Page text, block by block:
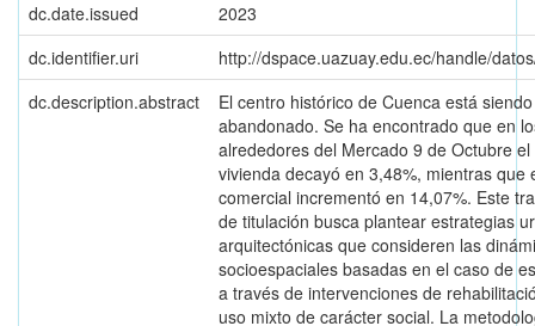
dc.date.issued
2023
dc.identifier.uri
http://dspace.uazuay.edu.ec/handle/
dc.description.abstract
El centro histórico de Cuenca está siendo
abandonado. Se ha encontrado que en
alrededores del Mercado 9 de Octubre
vivienda decayó en 3,48%, mientras que
comercial incrementó en 14,07%. Este
de titulación busca plantear estrategias
arquitectónicas que consideren las
socioespaciales basadas en el caso de
a través de intervenciones de
uso mixto de carácter social. La